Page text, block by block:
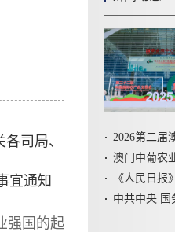
司局、
宜通知
强国的起
澳门中葡农